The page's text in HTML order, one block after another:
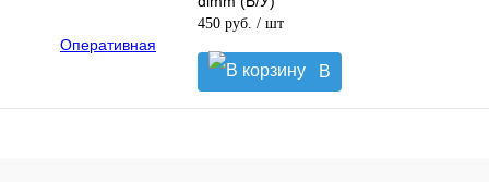
450 руб. / шт
В
корзину